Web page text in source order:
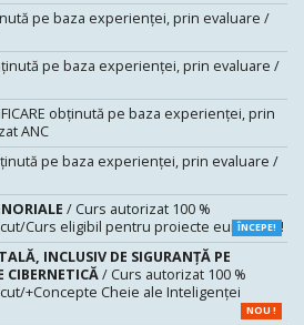
pe baza experienței, prin evaluare /
pe baza experienței, prin evaluare /
obținută pe baza experienței, prin
ANC
pe baza experienței, prin evaluare /
/ Curs autorizat 100 %
Curs eligibil pentru proiecte europene!
ÎNCEPE!
INCLUSIV DE SIGURANŢĂ PE
CIBERNETICĂ/ Curs autorizat 100 %
+Concepte Cheie ale Inteligenței
NOU !